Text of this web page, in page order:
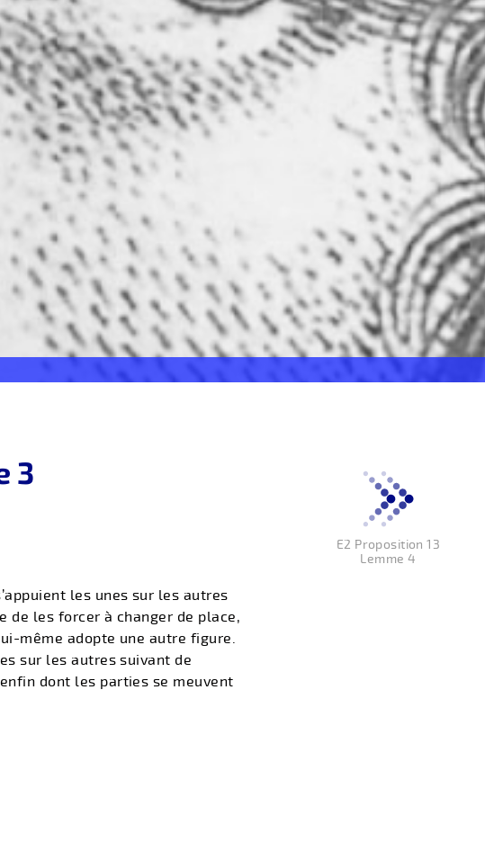
E2 Proposition 13
Lemme 4
3
les unes sur les autres
de les forcer à changer de place,
même adopte une autre figure.
sur les autres suivant de
dont les parties se meuvent